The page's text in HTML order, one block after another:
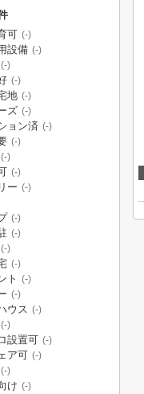
可 (-)
設備 (-)
(-)
(-)
地 (-)
ズ (-)
ョン済 (-)
(-)
(-)
(-)
ー (-)
(-)
(-)
(-)
(-)
ト (-)
(-)
ウス (-)
(-)
設置可 (-)
ア可 (-)
(-)
け (-)